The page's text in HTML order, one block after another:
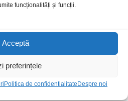
funcționalități și funcții.
Acceptă
preferințele
Politica de confidentialitateDespre noi